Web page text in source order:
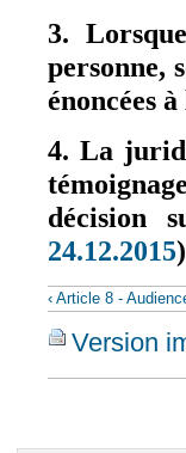
3.
personne,
énoncées
4. La
décision
24.12.2015)
‹ Article 8 -
Version